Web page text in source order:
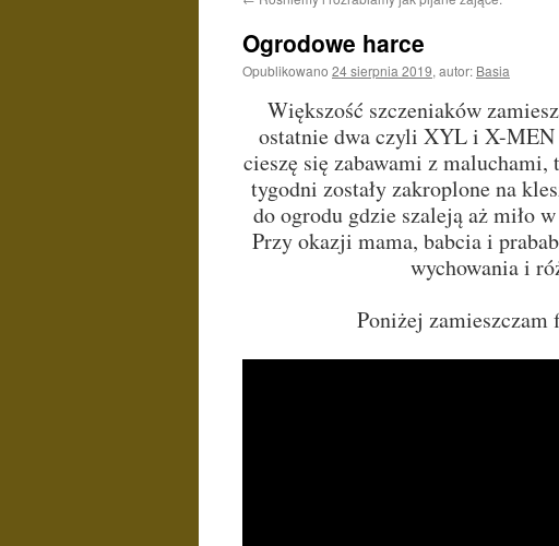
Ogrodowe harce
Opublikowano 24 sierpnia 2019, autor: Basia
Większość szczeniaków
ostatnie dwa czyli XYL i X-MEN
cieszę się zabawami z
tygodni zostały zakroplone na
do ogrodu gdzie szaleją aż miło
Przy okazji mama, babcia i
wychowania i
Poniżej